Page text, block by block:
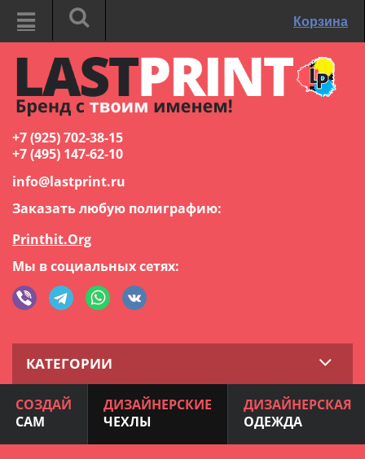
Корзина
+7 (925) 702-38-15
+7 (495) 147-62-10
info@lastprint.ru
Заказать любую полиграфию:
Printhit.Org
Мы в социальных сетях:
КАТЕГОРИИ
СОЗДАЙ
САМ
ДИЗАЙНЕРСКИЕ
ЧЕХЛЫ
ДИЗАЙНЕРСКАЯ
ОДЕЖДА